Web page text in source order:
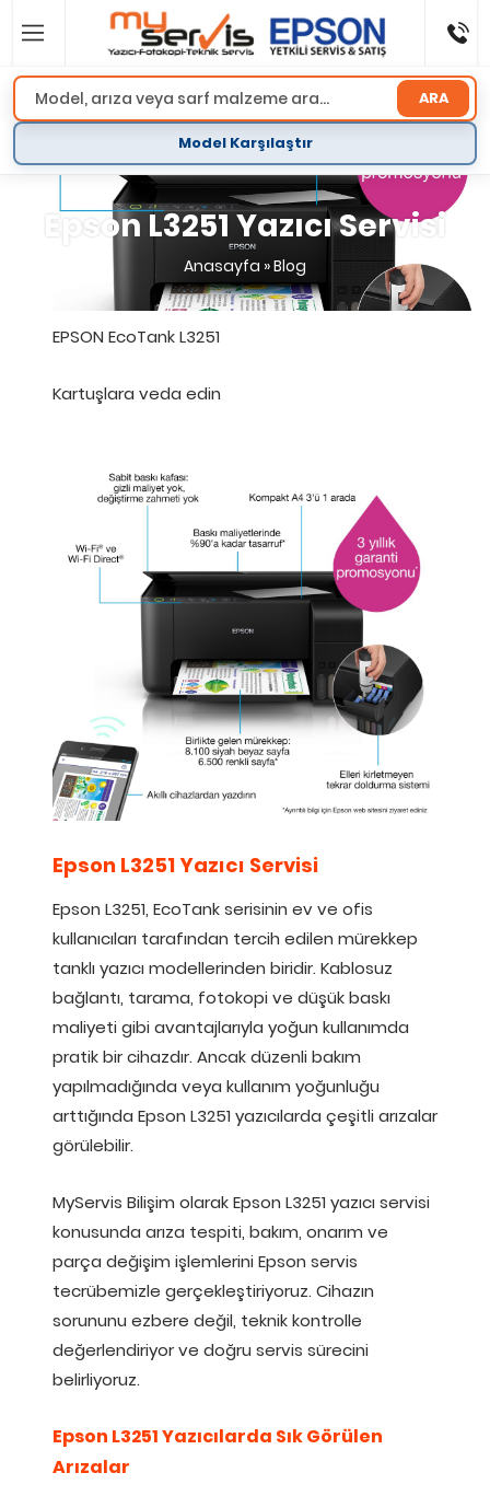
ARA
Model Karşılaştır
Epson L3251 Yazıcı Servisi
Anasayfa »Blog
EPSON EcoTank L3251
Kartuşlara veda edin
Epson L3251 Yazıcı Servisi
Epson L3251, EcoTank serisinin ev ve ofis
kullanıcıları tarafından tercih edilen mürekkep
tanklı yazıcı modellerinden biridir. Kablosuz
bağlantı, tarama, fotokopi ve düşük baskı
maliyeti gibi avantajlarıyla yoğun kullanımda
pratik bir cihazdır. Ancak düzenli bakım
yapılmadığında veya kullanım yoğunluğu
arttığında Epson L3251 yazıcılarda çeşitli arızalar
görülebilir.
MyServis Bilişim olarak Epson L3251 yazıcı servisi
konusunda arıza tespiti, bakım, onarım ve
parça değişim işlemlerini Epson servis
tecrübemizle gerçekleştiriyoruz. Cihazın
sorununu ezbere değil, teknik kontrolle
değerlendiriyor ve doğru servis sürecini
belirliyoruz.
Epson L3251 Yazıcılarda Sık Görülen
Arızalar